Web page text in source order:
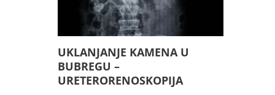
UKLANJANJE KAMENA U
BUBREGU –
URETERORENOSKOPIJA